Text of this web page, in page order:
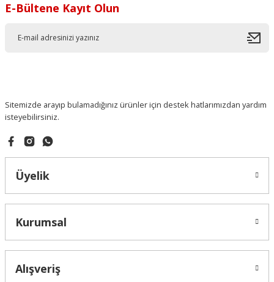
E-Bültene Kayıt Olun
Sitemizde arayıp bulamadığınız ürünler için destek hatlarımızdan yardım
isteyebilirsiniz.
Üyelik
Kurumsal
Alışveriş